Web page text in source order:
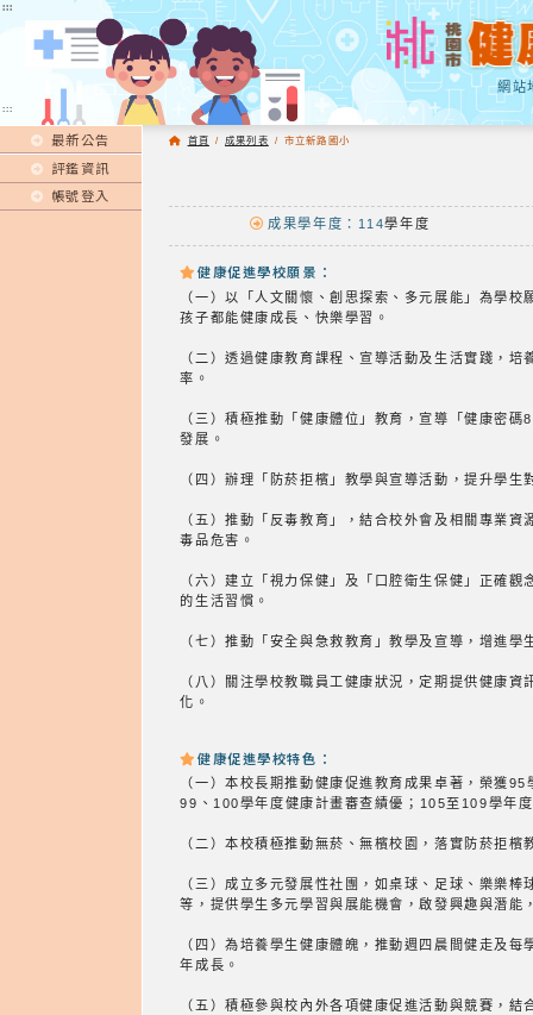
:::
網站
:::
最新公告
評鑑資訊
帳號登入
首頁 / 成果列表 / 市立新路國小
成果學年度：114學年度
健康促進學校願景：
（一）以「人文關懷、創思探索、多元展能」為學
孩子都能健康成長、快樂學習。
（二）透過健康教育課程、宣導活動及生活實踐，
率。
（三）積極推動「健康體位」教育，宣導「健康密
發展。
（四）辦理「防菸拒檳」教學與宣導活動，提升學
（五）推動「反毒教育」，結合校外會及相關專業
毒品危害。
（六）建立「視力保健」及「口腔衛生保健」正確
的生活習慣。
（七）推動「安全與急救教育」教學及宣導，增進
（八）關注學校教職員工健康狀況，定期提供健康
化。
健康促進學校特色：
（一）本校長期推動健康促進教育成果卓著，榮獲
99、100學年度健康計畫審查績優；105至109學年
（二）本校積極推動無菸、無檳校園，落實防菸拒
（三）成立多元發展性社團，如桌球、足球、樂樂
等，提供學生多元學習與展能機會，啟發興趣與潛能
（四）為培養學生健康體魄，推動週四晨間健走及
年成長。
（五）積極參與校內外各項健康促進活動與競賽，
:::